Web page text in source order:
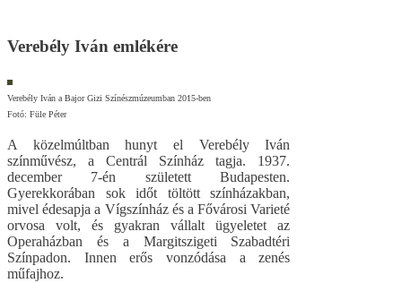
Verebély Iván emlékére
Verebély Iván a Bajor Gizi Színészmúzeumban 2015-ben
Fotó: Füle Péter
A közelmúltban hunyt el Verebély Iván
színművész, a Centrál Színház tagja. 1937.
december 7-én született Budapesten.
Gyerekkorában sok időt töltött színházakban,
mivel édesapja a Vígszínház és a Fővárosi Varieté
orvosa volt, és gyakran vállalt ügyeletet az
Operaházban és a Margitszigeti Szabadtéri
Színpadon. Innen erős vonzódása a zenés
műfajhoz.